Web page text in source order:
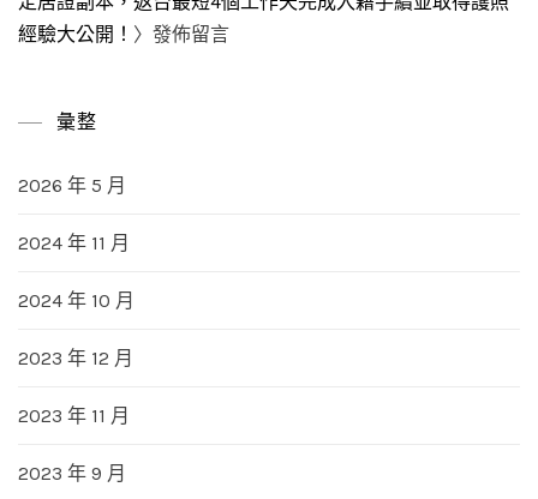
經驗大公開！ 〉發佈留言
彙整
2026 年 5 月
2024 年 11 月
2024 年 10 月
2023 年 12 月
2023 年 11 月
2023 年 9 月